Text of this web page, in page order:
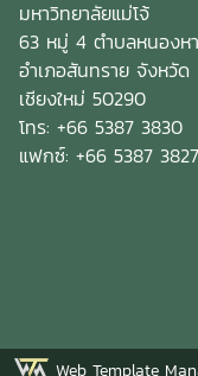
มหาวิทยาลัยแม่โจ้
63 หมู่ 4 ตำบลหนองห
อำเภอสันทราย จังหวัด
เชียงใหม่ 50290
โทร: +66 5387 3830
แฟกซ์: +66 5387 3827
Web Template